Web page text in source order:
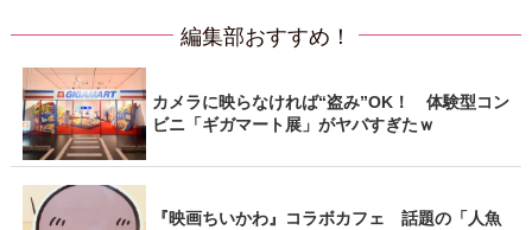
編集部おすすめ！
カメラに映らなければ“盗み”OK！ 体験型コン
ビニ「ギガマート展」がヤバすぎたｗ
『映画ちいかわ』コラボカフェ 話題の「人魚